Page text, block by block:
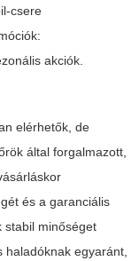
csere
akciók.
elérhetők, de
által forgalmazott,
és a garanciális
stabil minőséget
haladóknak egyaránt,